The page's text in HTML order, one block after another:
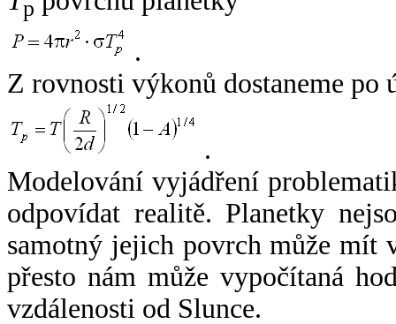
p
.
Z rovnosti výkonů dostaneme po
.
Modelování vyjádření
odpovídat realitě. Planetky
samotný jejich povrch může mít
přesto nám může vypočítaná
vzdálenosti od Slunce.